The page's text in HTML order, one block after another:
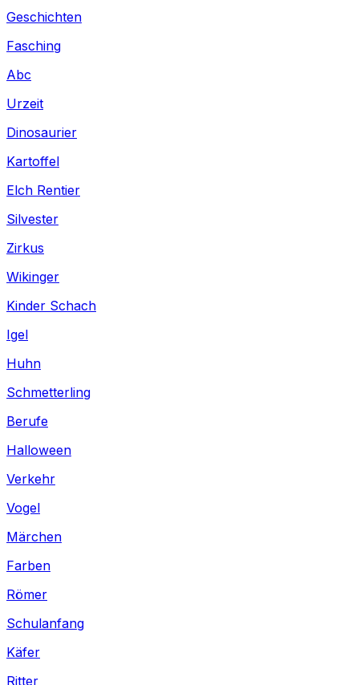
Geschichten
Fasching
Abc
Urzeit
Dinosaurier
Kartoffel
Elch Rentier
Silvester
Zirkus
Wikinger
Kinder Schach
Igel
Huhn
Schmetterling
Berufe
Halloween
Verkehr
Vogel
Märchen
Farben
Römer
Schulanfang
Käfer
Ritter